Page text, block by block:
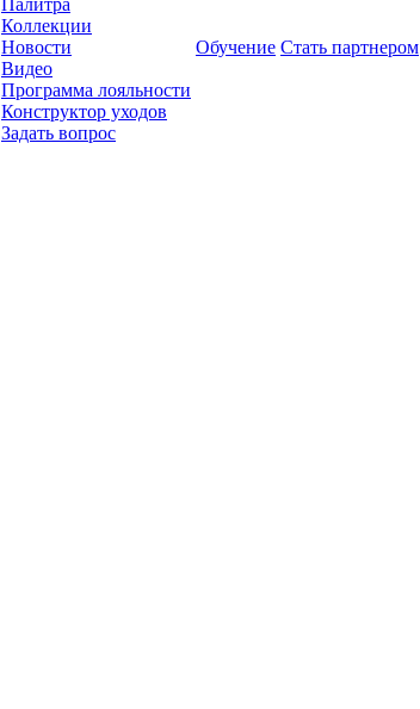
Палитра
Коллекции
Новости
Видео
Программа лояльности
Конструктор уходов
Задать вопрос
Обучение Стать партнером